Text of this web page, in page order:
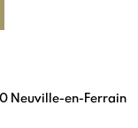
Neuville-en-Ferrain